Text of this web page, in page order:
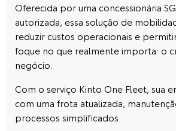
Oferecida por uma concessionária
autorizada, essa solução de
reduzir custos operacionais e
foque no que realmente importa: o
negócio.
Com o serviço Kinto One Fleet, sua
com uma frota atualizada,
processos simplificados.